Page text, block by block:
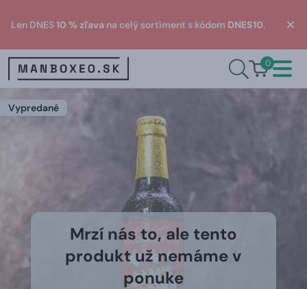
Len DNES10 % zľava na celý sortiment s kódom DNES10.
0
Vypredané
Mrzí nás to, ale tento
produkt už nemáme v
ponuke